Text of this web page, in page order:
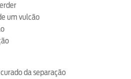
um vulcão
da separação